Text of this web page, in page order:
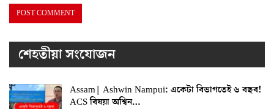
শেহতীয়া সংযোজন
Assam| Ashwin Nampui: একেটা বিভাগতেই ৬ বছৰ!
ACS বিষয়া অশ্বিন…